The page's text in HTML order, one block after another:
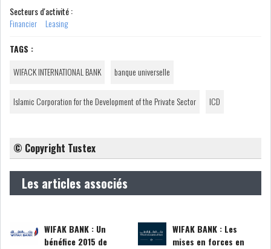
SECTEURS
Secteurs d'activité :
Financier
Leasing
TAGS :
WIFACK INTERNATIONAL BANK
banque universelle
Islamic Corporation for the Development of the Private Sector ICD
© Copyright Tustex
Les articles associés
WIFAK BANK : Un
bénéfice 2015 de
WIFAK BANK : Les
mises en forces en